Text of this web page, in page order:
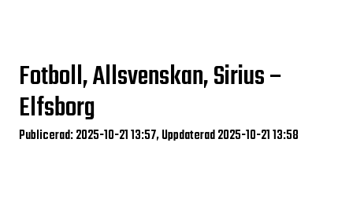
Fotboll, Allsvenskan, Sirius –
Elfsborg
Publicerad: 2025-10-21 13:57, Uppdaterad 2025-10-21 13:58